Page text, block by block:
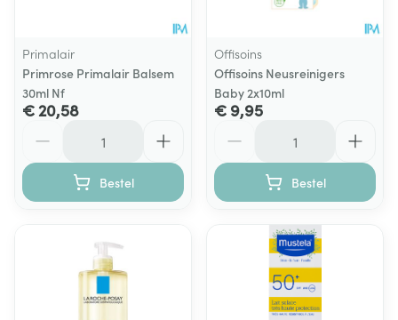
Primalair
Primrose Primalair Balsem
30ml Nf
€ 20,58
Bestel
Offisoins
Offisoins Neusreinigers
Baby 2x10ml
€ 9,95
Bestel